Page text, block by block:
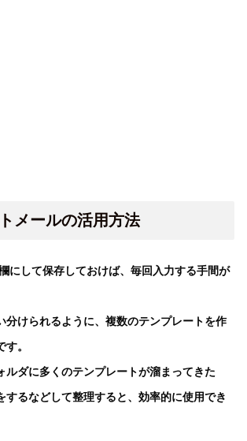
メールの活用方法
にして保存しておけば、毎回入力する手間が
分けられるように、複数のテンプレートを作
。
ルダに多くのテンプレートが溜まってきた
するなどして整理すると、効率的に使用でき